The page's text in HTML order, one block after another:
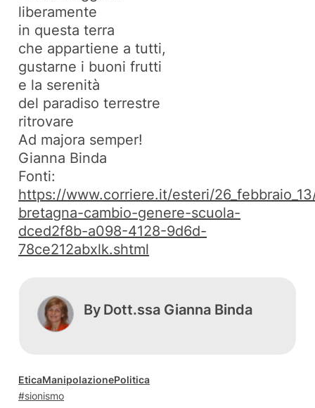
liberamente
in questa terra
che appartiene a tutti,
gustarne i buoni frutti
e la serenità
del paradiso terrestre
ritrovare
Ad majora semper!
Gianna Binda
Fonti:
https://www.corriere.it/esteri/
bretagna-cambio-genere-scuola-
dced2f8b-a098-4128-9d6d-
78ce212abxlk.shtml
By Dott.ssa Gianna Binda
EticaManipolazionePolitica
sionismo